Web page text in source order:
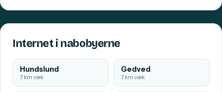
Internet i nabobyerne
Hundslund
7 km væk
Gedved
7 km væk